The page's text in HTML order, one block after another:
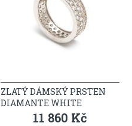
ZLATÝ DÁMSKÝ PRSTEN
DIAMANTE WHITE
11 860 Kč